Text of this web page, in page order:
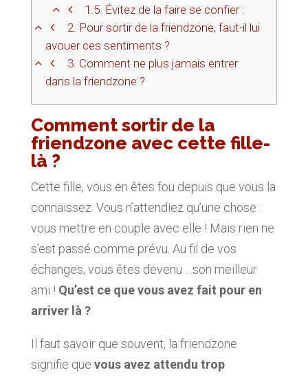
1.5. Évitez de la faire se confier :
2. Pour sortir de la friendzone, faut-il lui
avouer ces sentiments ?
3. Comment ne plus jamais entrer
dans la friendzone ?
Comment sortir de la
friendzone avec cette fille-
là ?
Cette fille, vous en êtes fou depuis que vous la
connaissez. Vous n’attendiez qu’une chose :
vous mettre en couple avec elle ! Mais rien ne
s’est passé comme prévu. Au fil de vos
échanges, vous êtes devenu …son meilleur
ami ! Qu’est ce que vous avez fait pour en
arriver là ?
Il faut savoir que souvent, la friendzone
signifie que vous avez attendu trop